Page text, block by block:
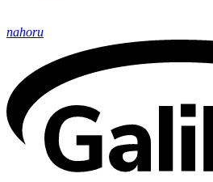
nahoru